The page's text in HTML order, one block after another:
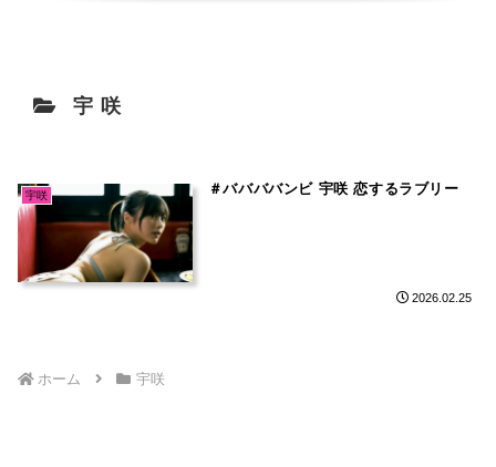
宇咲
宇咲 ＃ババババンビ 宇咲 恋するラブリー
2026.02.25
ホーム 宇咲